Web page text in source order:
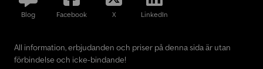
Blog Facebook X LinkedIn
All information, erbjudanden och priser på denna sida är utan
förbindelse och icke-bindande!